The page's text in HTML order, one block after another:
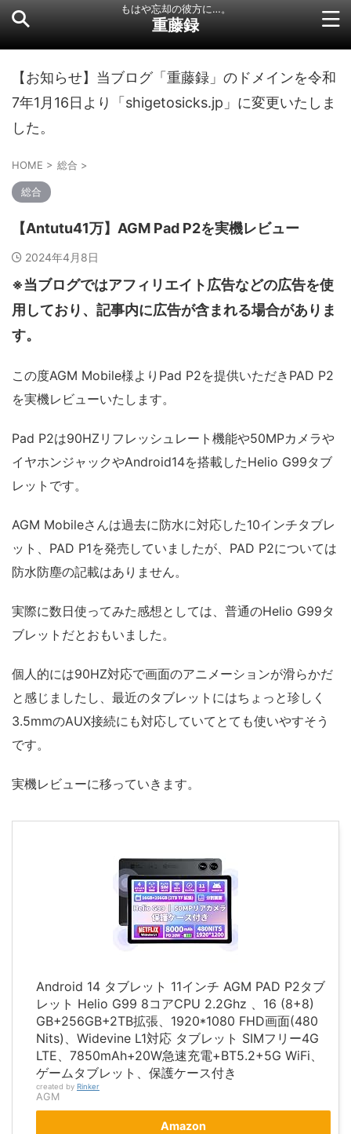
もはや忘却の彼方に…。
重藤録
【お知らせ】当ブログ「重藤録」のドメインを令和
7年1月16日より「shigetosicks.jp」に変更いたしま
した。
HOME > 総合 >
総合
【Antutu41万】AGM Pad P2を実機レビュー
2024年4月8日
※当ブログではアフィリエイト広告などの広告を使
用しており、記事内に広告が含まれる場合がありま
す。
この度AGM Mobile様よりPad P2を提供いただきPAD P2
を実機レビューいたします。
Pad P2は90HZリフレッシュレート機能や50MPカメラや
イヤホンジャックやAndroid14を搭載したHelio G99タブ
レットです。
AGM Mobileさんは過去に防水に対応した10インチタブレ
ット、PAD P1を発売していましたが、PAD P2については
防水防塵の記載はありません。
実際に数日使ってみた感想としては、普通のHelio G99タ
ブレットだとおもいました。
個人的には90HZ対応で画面のアニメーションが滑らかだ
と感じましたし、最近のタブレットにはちょっと珍しく
3.5mmのAUX接続にも対応していてとても使いやすそう
です。
実機レビューに移っていきます。
Android 14 タブレット 11インチ AGM PAD P2タブ
レット Helio G99 8コアCPU 2.2Ghz 、16 (8+8)
GB+256GB+2TB拡張、1920*1080 FHD画面(480
Nits)、Widevine L1対応 タブレット SIMフリー4G
LTE、7850mAh+20W急速充電+BT5.2+5G WiFi、
ゲームタブレット、保護ケース付き
created by Rinker
AGM
Amazon